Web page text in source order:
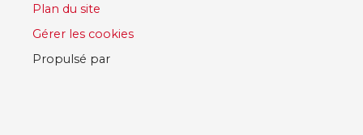
Plan du site
Gérer les cookies
Propulsé par